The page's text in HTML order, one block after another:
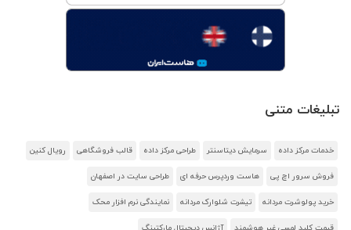
تبلیغات متنی
خدمات مرکز داده سرمایش دیتاسنتر طراحی مرکز داده قالب فروشگاهی رویال کنین
فروش سرور اچ پی هاست وردپرس حرفه ای طراحی سایت در اصفهان
خرید پولوشرت مردانه تیشرت شلوارک مردانه نمایندگی نرم افزار محک